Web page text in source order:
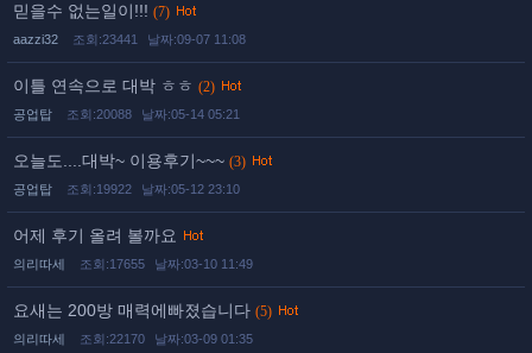
믿을수 없는일이!!! (7)
aazzi32 조회:23441 날짜:09-07 11:08
이틀 연속으로 대박 ㅎㅎ (2)
공업탑 조회:20088 날짜:05-14 05:21
오늘도....대박~ 이용후기~~~ (3)
공업탑 조회:19922 날짜:05-12 23:10
어제 후기 올려 볼까요
의리따세 조회:17655 날짜:03-10 11:49
요새는 200방 매력에빠졌습니다 (5)
의리따세 조회:22170 날짜:03-09 01:35